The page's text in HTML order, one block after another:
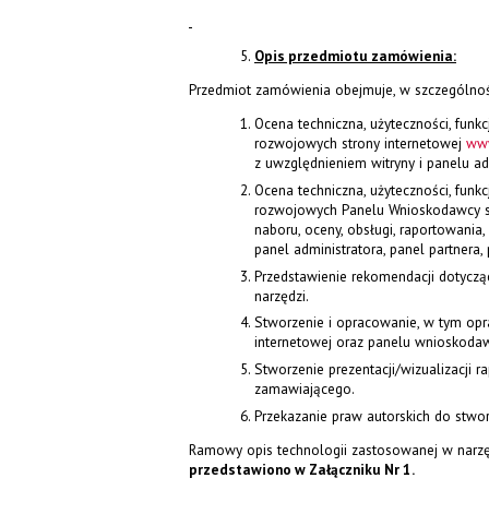
Opis przedmiotu zamówienia:
Przedmiot zamówienia obejmuje, w
Ocena techniczna, użyteczności,
rozwojowych strony internetowej
z uwzględnieniem witryny i panelu
Ocena techniczna, użyteczności,
rozwojowych Panelu Wnioskodawcy
naboru, oceny, obsługi,
panel administratora, panel
Przedstawienie rekomendacji
narzędzi.
Stworzenie i opracowanie, w tym
internetowej oraz panelu
Stworzenie prezentacji/wizualizacji
zamawiającego.
Przekazanie praw autorskich do
Ramowy opis technologii zastosowanej w
przedstawiono w Załączniku Nr 1.